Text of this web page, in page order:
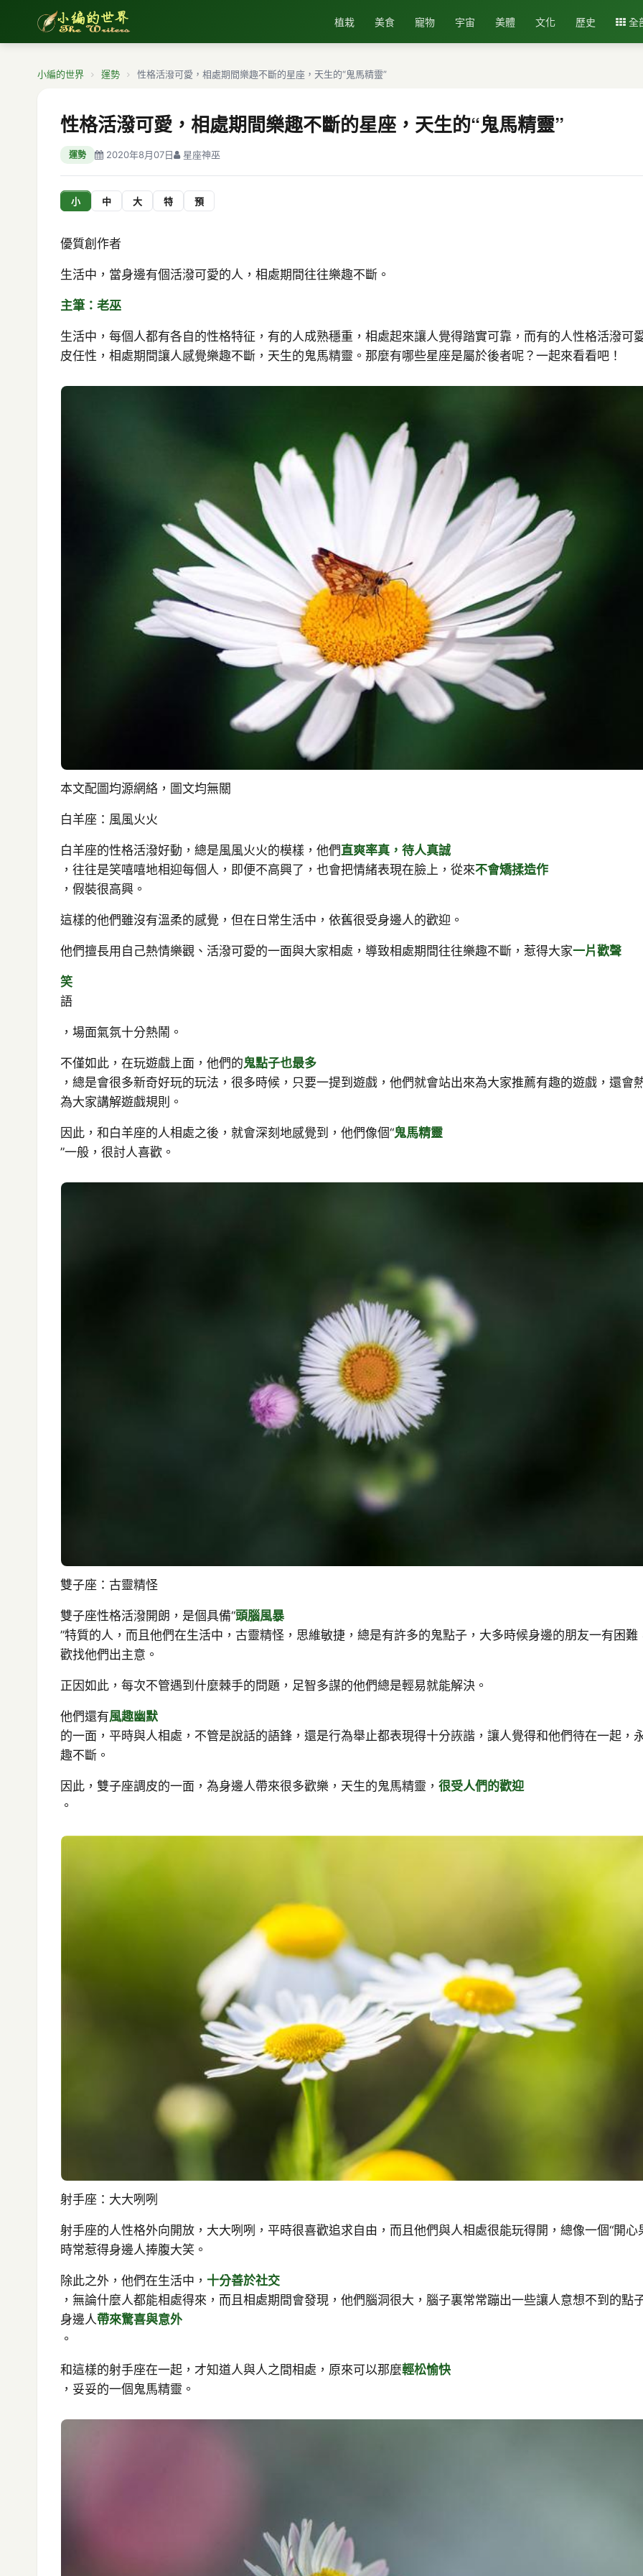
植栽 美食 寵物 宇宙 美體 文化 歷史 全
小編的世界 運勢 性格活潑可愛，相處期間樂趣不斷的星座，天生的“鬼馬精靈”
性格活潑可愛，相處期間樂趣不斷的星座，天生的“鬼馬精靈”
運勢 2020年8月07日 星座神巫
小 中 大 特 預
優質創作者
生活中，當身邊有個活潑可愛的人，相處期間往往樂趣不斷。
主筆：老巫
生活中，每個人都有各自的性格特征，有的人成熟穩重，相處起來讓人覺得踏實可靠，而有的人性格活潑可
皮任性，相處期間讓人感覺樂趣不斷，天生的鬼馬精靈。那麼有哪些星座是屬於後者呢？一起來看看吧！
本文配圖均源網絡，圖文均無關
白羊座：風風火火
白羊座的性格活潑好動，總是風風火火的模樣，他們直爽率真，待人真誠
，往往是笑嘻嘻地相迎每個人，即便不高興了，也會把情緒表現在臉上，從來不會矯揉造作
，假裝很高興。
這樣的他們雖沒有溫柔的感覺，但在日常生活中，依舊很受身邊人的歡迎。
他們擅長用自己熱情樂觀、活潑可愛的一面與大家相處，導致相處期間往往樂趣不斷，惹得大家一片歡聲
笑
語
，場面氣氛十分熱鬧。
不僅如此，在玩遊戲上面，他們的鬼點子也最多
，總是會很多新奇好玩的玩法，很多時候，只要一提到遊戲，他們就會站出來為大家推薦有趣的遊戲，還會
為大家講解遊戲規則。
因此，和白羊座的人相處之後，就會深刻地感覺到，他們像個“鬼馬精靈
”一般，很討人喜歡。
雙子座：古靈精怪
雙子座性格活潑開朗，是個具備“頭腦風暴
”特質的人，而且他們在生活中，古靈精怪，思維敏捷，總是有許多的鬼點子，大多時候身邊的朋友一有困難
歡找他們出主意。
正因如此，每次不管遇到什麼棘手的問題，足智多謀的他們總是輕易就能解決。
他們還有風趣幽默
的一面，平時與人相處，不管是說話的語鋒，還是行為舉止都表現得十分詼諧，讓人覺得和他們待在一起，
趣不斷。
因此，雙子座調皮的一面，為身邊人帶來很多歡樂，天生的鬼馬精靈， 很受人們的歡迎
。
射手座：大大咧咧
射手座的人性格外向開放，大大咧咧，平時很喜歡追求自由，而且他們與人相處很能玩得開，總像一個“開心
時常惹得身邊人捧腹大笑。
除此之外，他們在生活中， 十分善於社交
，無論什麼人都能相處得來，而且相處期間會發現，他們腦洞很大，腦子裏常常蹦出一些讓人意想不到的點
身邊人帶來驚喜與意外
。
和這樣的射手座在一起，才知道人與人之間相處，原來可以那麼輕松愉快
，妥妥的一個鬼馬精靈。